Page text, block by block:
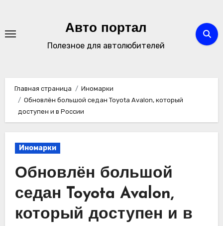
содержимому
Авто портал
Полезное для автолюбителей
Главная страница
Иномарки
Обновлён большой седан Toyota Avalon, который
доступен и в России
Иномарки
Обновлён большой
седан Toyota Avalon,
который доступен и в